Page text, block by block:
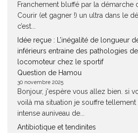
Franchement bluffé par la démarche
Courir (et gagner !) un ultra dans le
c’est...
Idée reçue : L’inégalité de longueur
inférieurs entraine des pathologies de
locomoteur chez le sportif
Question de Hamou
30 novembre 2025
Bonjour, j'espère vous allez bien. si
voilà ma situation je souffre
intense auniveau de...
Antibiotique et tendinites